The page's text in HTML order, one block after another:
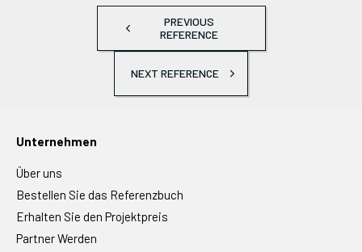
PREVIOUS
REFERENCE
NEXT REFERENCE
Unternehmen
Über uns
Bestellen Sie das Referenzbuch
Erhalten Sie den Projektpreis
Partner Werden